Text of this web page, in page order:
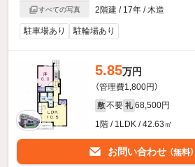
すべての写真
2階建 / 17年 / 木造
駐車場あり 駐輪場あり
5.85万円
（管理費1,800円）
敷 不要 礼 68,500円
1階 / 1LDK / 42.63㎡
お問い合わせ （無料）